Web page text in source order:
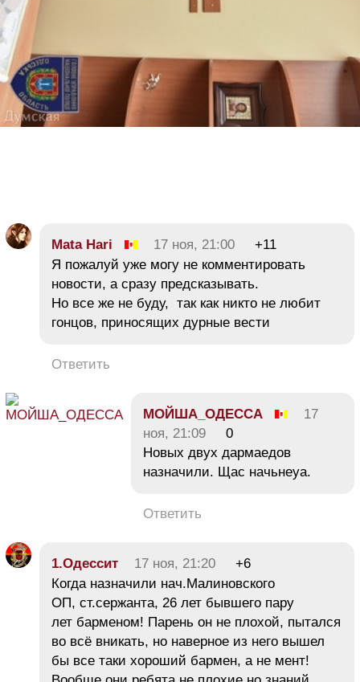
Mata Hari 17 ноя, 21:00
+11
Я пожалуй уже могу не комментировать
новости, а сразу предсказывать.
Но все же не буду, так как никто не любит
гонцов, приносящих дурные вести
Ответить
МОЙША_ОДЕССА
17
ноя, 21:09
0
Новых двух дармаедов
назначили. Щас начьнеуа.
Ответить
1.Одессит 17 ноя, 21:20
+6
Когда назначили нач.Малиновского
ОП, ст.сержанта, 26 лет бывшего пару
лет барменом! Парень он не плохой, пытался
во всё вникать, но наверное из него вышел
бы все таки хороший бармен, а не мент!